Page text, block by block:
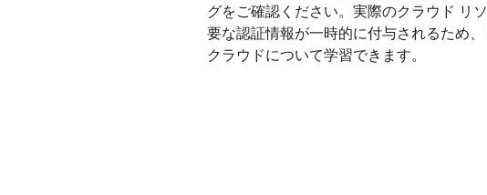
グをご確認ください。実際のクラウド リ
要な認証情報が一時的に付与されるため
クラウドについて学習できます。